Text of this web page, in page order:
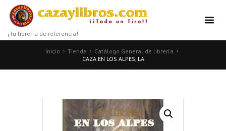
¡Tu librería de referencia!
Inicio Tienda
Catálogo General de librería
CAZA EN LOS ALPES, LA